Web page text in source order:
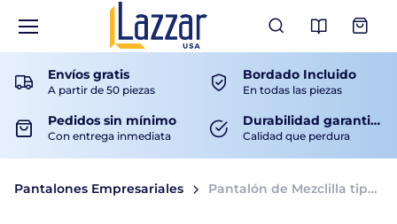
Ver
Envíos gratis
A partir de 50 piezas
Bordado Incluido
En todas las piezas
Pedidos sin mínimo
Con entrega inmediata
Durabilidad garantizada
Calidad que perdura
Pantalones Empresariales Pantalón de Mezclilla tipo cargo para Trabajo